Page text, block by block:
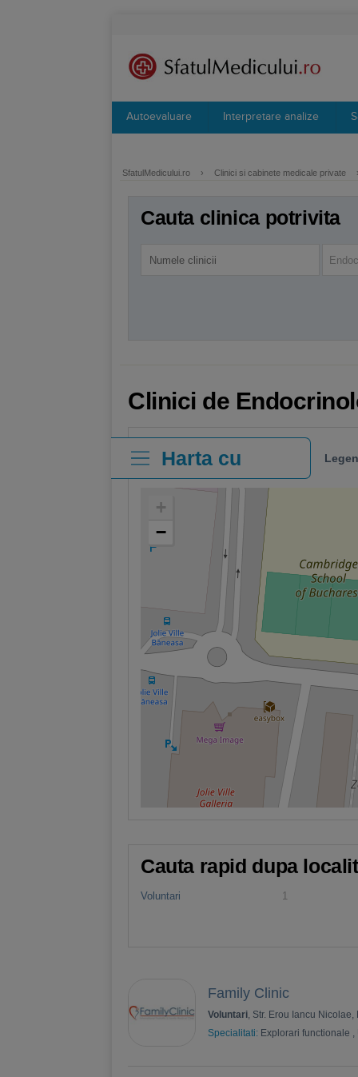
Autoevaluare Interpretare analize
SfatulMedicului.ro › Clinici si cabinete medicale private
Cauta clinica potrivita
Clinici de
Harta cu
clinici
+
−
Cauta rapid dupa
Voluntari 1
Family Clinic
Voluntari, Str. Erou Iancu
Specialitati: Explorari functionale ,